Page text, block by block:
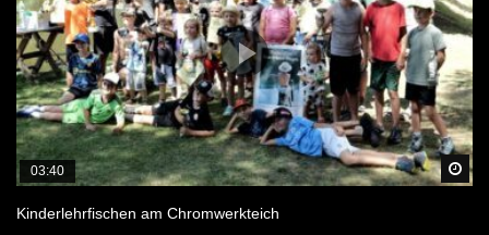
03:40
Kinderlehrfischen am Chromwerkteich